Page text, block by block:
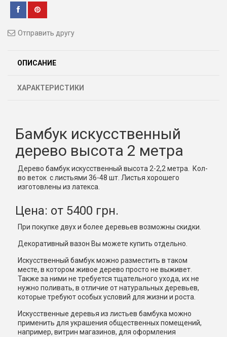
Отправить другу
ОПИСАНИЕ
ХАРАКТЕРИСТИКИ
Бамбук искусственный
дерево высота 2 метра
Дерево бамбук искусственный высота 2-2,2 метра. Кол-
во веток с листьями 36-48 шт. Листья хорошего
изготовлены из латекса.
Цена: от 5400 грн.
При покупке двух и более деревьев возможны скидки.
Декоративный вазон Вы можете купить отдельно.
Искусственный бамбук можно разместить в таком
месте, в котором живое дерево просто не выживет.
Также за ними не требуется тщательного ухода, их не
нужно поливать, в отличие от натуральных деревьев,
которые требуют особых условий для жизни и роста.
Искусственные деревья из листьев бамбука можно
применить для украшения общественных помещений,
например, витрин магазинов, для оформления